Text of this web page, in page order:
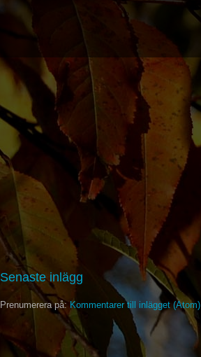
Senaste inlägg
Prenumerera på: Kommentarer till inlägget (Atom)